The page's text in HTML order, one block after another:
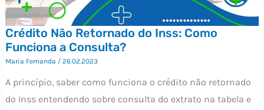
Crédito Não Retornado do Inss: Como
Funciona a Consulta?
Maria Fernanda / 26.02.2023
A princípio, saber como funciona o crédito não retornado
do Inss entendendo sobre consulta do extrato na tabela e